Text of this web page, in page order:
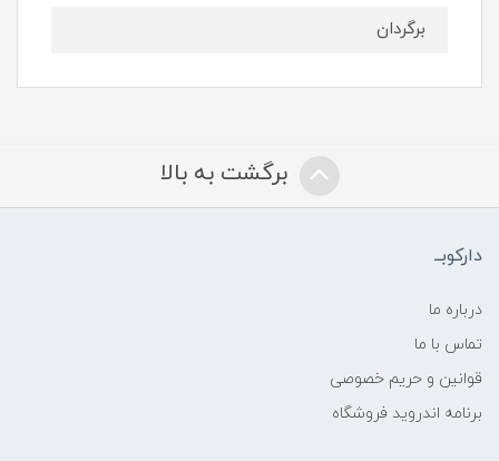
برگردان
برگشت به بالا
دارکوبــ
درباره ما
تماس با ما
قوانین و حریم خصوصی
برنامه اندروید فروشگاه